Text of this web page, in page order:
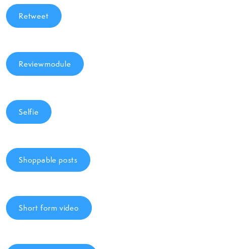
Retweet
Reviewmodule
Selfie
Shoppable posts
Short form video